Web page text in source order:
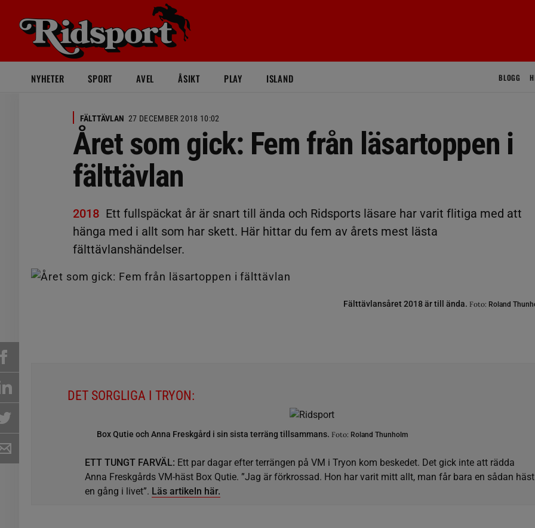
NYHETER SPORT AVEL ÅSIKT PLAY ISLAND BLOGG
FÄLTTÄVLAN 27 DECEMBER 2018 10:02
Året som gick: Fem från läsartoppen i
fälttävlan
2018 Ett fullspäckat år är snart till ända och Ridsports läsare har varit flitiga med att
hänga med i allt som har skett. Här hittar du fem av årets mest lästa
fälttävlanshändelser.
Fälttävlansåret 2018 är till ända. Foto: Roland
DET SORGLIGA I TRYON:
Box Qutie och Anna Freskgård i sin sista terräng tillsammans. Foto: Roland Thunholm
ETT TUNGT FARVÄL: Ett par dagar efter terrängen på VM i Tryon kom beskedet. Det gick inte att rädda
Anna Freskgårds VM-häst Box Qutie. ”Jag är förkrossad. Hon har varit mitt allt, man får bara en sådan häst
en gång i livet”. Läs artikeln här.